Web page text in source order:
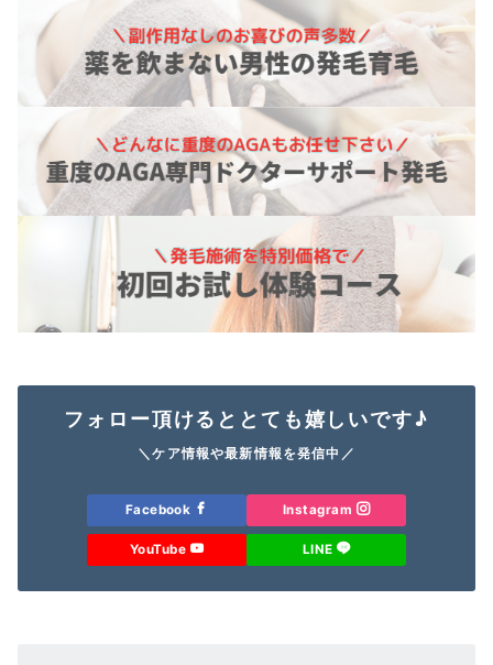
フォロー頂けるととても嬉しいです♪
＼ケア情報や最新情報を発信中／
Facebook Instagram
YouTube LINE